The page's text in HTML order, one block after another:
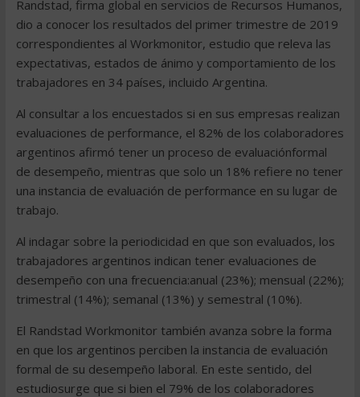
Randstad, firma global en servicios de Recursos Humanos,
dio a conocer los resultados del primer trimestre de 2019
correspondientes al Workmonitor, estudio que releva las
expectativas, estados de ánimo y comportamiento de los
trabajadores en 34 países, incluido Argentina.
Al consultar a los encuestados si en sus empresas realizan
evaluaciones de performance, el 82% de los colaboradores
argentinos afirmó tener un proceso de evaluaciónformal
de desempeño, mientras que solo un 18% refiere no tener
una instancia de evaluación de performance en su lugar de
trabajo.
Al indagar sobre la periodicidad en que son evaluados, los
trabajadores argentinos indican tener evaluaciones de
desempeño con una frecuencia:anual (23%); mensual (22%);
trimestral (14%); semanal (13%) y semestral (10%).
El Randstad Workmonitor también avanza sobre la forma
en que los argentinos perciben la instancia de evaluación
formal de su desempeño laboral. En este sentido, del
estudiosurge que si bien el 79% de los colaboradores